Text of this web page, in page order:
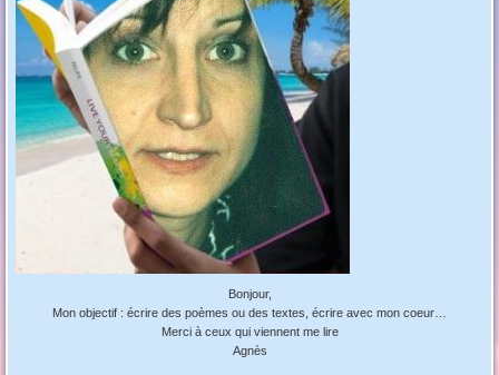
Bonjour,
Mon objectif : écrire des poèmes ou des textes, écrire avec mon coeur…
Merci à ceux qui viennent me lire
Agnès